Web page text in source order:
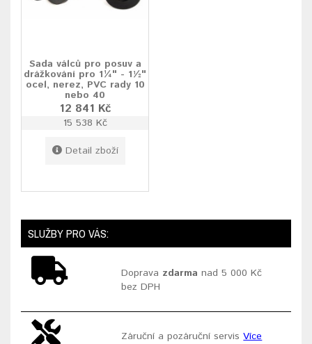
Sada válců pro posuv a
drážkování pro 1¼" - 1½"
ocel, nerez, PVC rady 10
nebo 40
12 841 Kč
15 538 Kč
Detail zboží
SLUŽBY PRO VÁS:
Doprava zdarma nad 5 000 Kč
bez DPH
Záruční a pozáruční servisVíce